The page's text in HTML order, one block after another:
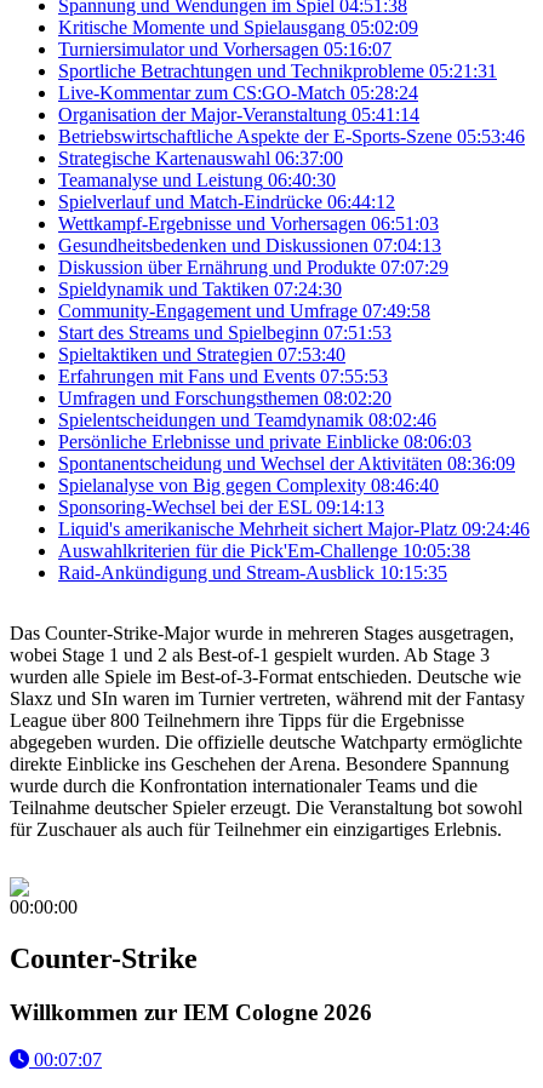
Spannung und Wendungen im Spiel 04:51:38
Kritische Momente und Spielausgang 05:02:09
Turniersimulator und Vorhersagen 05:16:07
Sportliche Betrachtungen und Technikprobleme 05:21:31
Live-Kommentar zum CS:GO-Match 05:28:24
Organisation der Major-Veranstaltung 05:41:14
Betriebswirtschaftliche Aspekte der E-Sports-Szene 05:53:46
Strategische Kartenauswahl 06:37:00
Teamanalyse und Leistung 06:40:30
Spielverlauf und Match-Eindrücke 06:44:12
Wettkampf-Ergebnisse und Vorhersagen 06:51:03
Gesundheitsbedenken und Diskussionen 07:04:13
Diskussion über Ernährung und Produkte 07:07:29
Spieldynamik und Taktiken 07:24:30
Community-Engagement und Umfrage 07:49:58
Start des Streams und Spielbeginn 07:51:53
Spieltaktiken und Strategien 07:53:40
Erfahrungen mit Fans und Events 07:55:53
Umfragen und Forschungsthemen 08:02:20
Spielentscheidungen und Teamdynamik 08:02:46
Persönliche Erlebnisse und private Einblicke 08:06:03
Spontanentscheidung und Wechsel der Aktivitäten 08:36:09
Spielanalyse von Big gegen Complexity 08:46:40
Sponsoring-Wechsel bei der ESL 09:14:13
Liquid's amerikanische Mehrheit sichert Major-Platz 09:24:46
Auswahlkriterien für die Pick'Em-Challenge 10:05:38
Raid-Ankündigung und Stream-Ausblick 10:15:35
Das Counter-Strike-Major wurde in mehreren Stages ausgetragen,
wobei Stage 1 und 2 als Best-of-1 gespielt wurden. Ab Stage 3
wurden alle Spiele im Best-of-3-Format entschieden. Deutsche wie
Slaxz und SIn waren im Turnier vertreten, während mit der Fantasy
League über 800 Teilnehmern ihre Tipps für die Ergebnisse
abgegeben wurden. Die offizielle deutsche Watchparty ermöglichte
direkte Einblicke ins Geschehen der Arena. Besondere Spannung
wurde durch die Konfrontation internationaler Teams und die
Teilnahme deutscher Spieler erzeugt. Die Veranstaltung bot sowohl
für Zuschauer als auch für Teilnehmer ein einzigartiges Erlebnis.
00:00:00
Counter-Strike
Willkommen zur IEM Cologne 2026
00:07:07